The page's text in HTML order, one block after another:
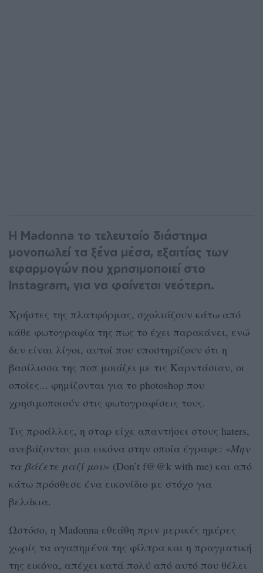
Η Madonna το τελευταίο διάστημα
μονοπωλεί τα ξένα μέσα, εξαιτίας των
εφαρμογών που χρησιμοποιεί στο
Instagram, για να φαίνεται νεότερη.
Χρήστες της πλατφόρμας, σχολιάζουν κάτω από
κάθε φωτογραφία της πως το έχει παρακάνει, ενώ
δεν είναι λίγοι, αυτοί που υποστηρίζουν ότι η
βασίλισσα της ποπ μοιάζει με τις Καρντάσιαν, οι
οποίες... φημίζονται για το photoshop που
χρησιμοποιούν στις φωτογραφίσεις τους.
Τις προάλλες, η σταρ είχε απαντήσει στους haters,
ανεβάζοντας μια εικόνα στην οποία έγραφε: «Μην
τα βάζετε μαζί μου» (Don’t f@@k with me) και από
κάτω πρόσθεσε ένα εικονίδιο με στόχο για
βελάκια.
Ωστόσο, η Madonna εθεάθη πριν μερικές ημέρες
χωρίς τα αγαπημένα της φίλτρα και η πραγματική
της εικόνα, απέχει κατά πολύ από αυτό που θέλει